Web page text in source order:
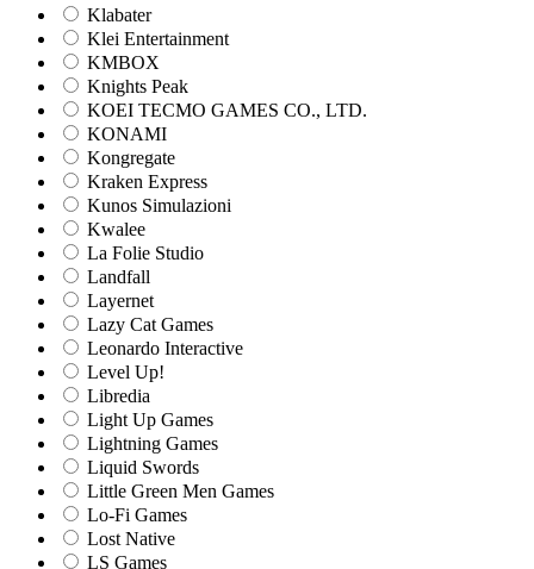
Klabater
Klei Entertainment
KMBOX
Knights Peak
KOEI TECMO GAMES CO., LTD.
KONAMI
Kongregate
Kraken Express
Kunos Simulazioni
Kwalee
La Folie Studio
Landfall
Layernet
Lazy Cat Games
Leonardo Interactive
Level Up!
Libredia
Light Up Games
Lightning Games
Liquid Swords
Little Green Men Games
Lo-Fi Games
Lost Native
LS Games